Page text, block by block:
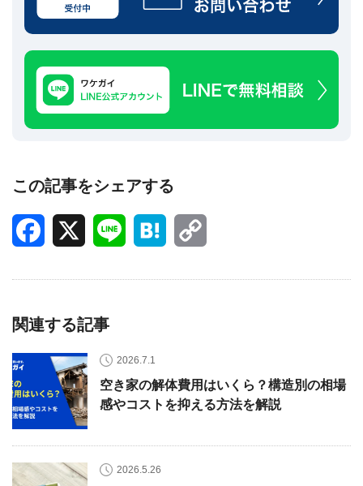
この記事をシェアする
Facebook
X Line Hatena
関連する記事
2026.7.1
空き家の解体費用はいくら？構造別の相場
感やコストを抑える方法を解説
2026.5.26